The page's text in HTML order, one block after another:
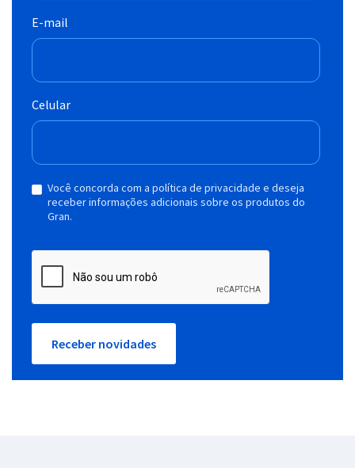
E-mail
Celular
Você concorda com a política de privacidade e deseja
receber informações adicionais sobre os produtos do
Gran.
Receber novidades